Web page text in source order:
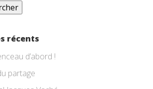
récents
d’abord !
partage